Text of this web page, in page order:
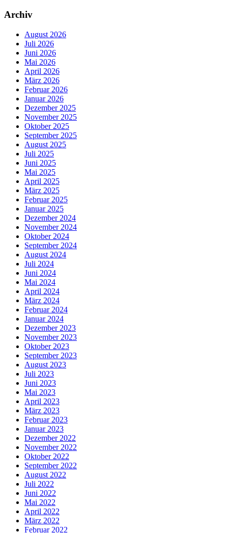
Archiv
August 2026
Juli 2026
Juni 2026
Mai 2026
April 2026
März 2026
Februar 2026
Januar 2026
Dezember 2025
November 2025
Oktober 2025
September 2025
August 2025
Juli 2025
Juni 2025
Mai 2025
April 2025
März 2025
Februar 2025
Januar 2025
Dezember 2024
November 2024
Oktober 2024
September 2024
August 2024
Juli 2024
Juni 2024
Mai 2024
April 2024
März 2024
Februar 2024
Januar 2024
Dezember 2023
November 2023
Oktober 2023
September 2023
August 2023
Juli 2023
Juni 2023
Mai 2023
April 2023
März 2023
Februar 2023
Januar 2023
Dezember 2022
November 2022
Oktober 2022
September 2022
August 2022
Juli 2022
Juni 2022
Mai 2022
April 2022
März 2022
Februar 2022